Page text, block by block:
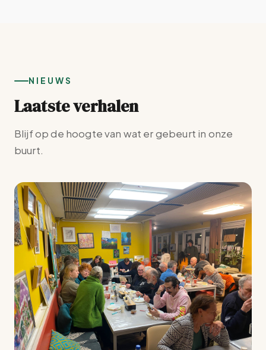
NIEUWS
Laatste verhalen
Blijf op de hoogte van wat er gebeurt in onze
buurt.